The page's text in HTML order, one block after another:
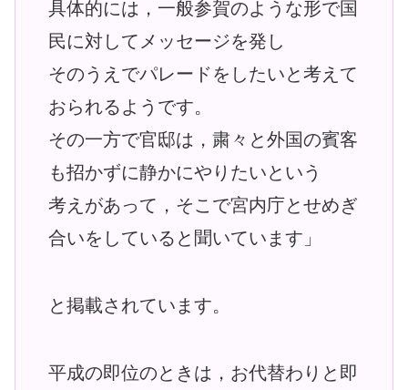
具体的には，一般参賀のような形で国
民に対してメッセージを発し
そのうえでパレードをしたいと考えて
おられるようです。
その一方で官邸は，粛々と外国の賓客
も招かずに静かにやりたいという
考えがあって，そこで宮内庁とせめぎ
合いをしていると聞いています」
と掲載されています。
平成の即位のときは，お代替わりと即